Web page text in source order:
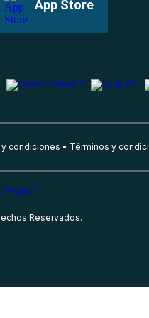
App Store
condiciones Términos y
Reservados.